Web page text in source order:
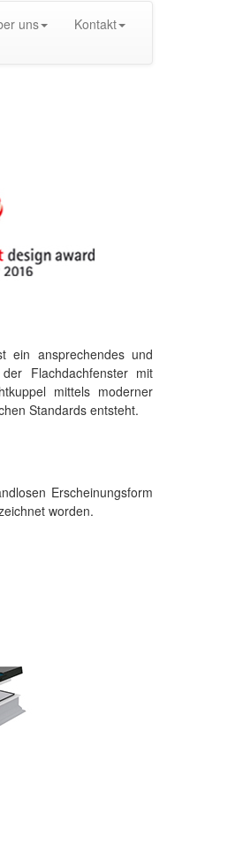
uns Kontakt
ein ansprechendes und
Flachdachfenster mit
mittels moderner
Standards entsteht.
Erscheinungsform
worden.